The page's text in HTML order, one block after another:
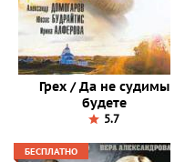
Грех / Да не судимы
будете
5.7
БЕСПЛАТНО